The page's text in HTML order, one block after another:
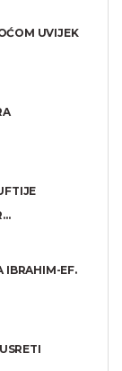
UVIJEK
IBRAHIM-EF.